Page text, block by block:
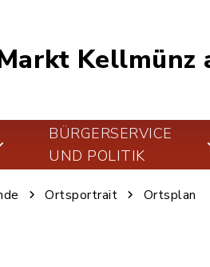
Kellmünz
BÜRGERSERVICE
UND POLITIK
Ortsportrait Ortsplan